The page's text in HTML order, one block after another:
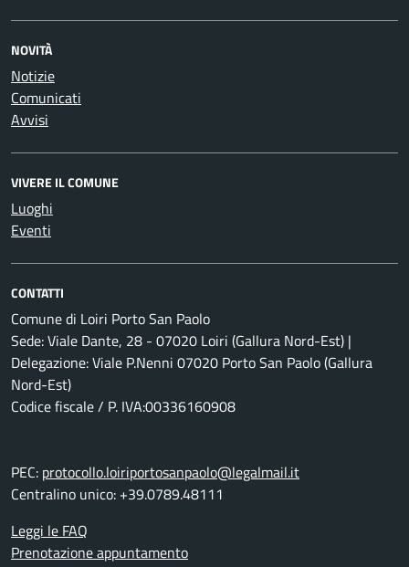
NOVITÀ
Notizie
Comunicati
Avvisi
VIVERE IL COMUNE
Luoghi
Eventi
CONTATTI
Comune di Loiri Porto San Paolo
Sede: Viale Dante, 28 - 07020 Loiri (Gallura Nord-Est) |
Delegazione: Viale P.Nenni 07020 Porto San Paolo (Gallura
Nord-Est)
Codice fiscale / P. IVA:00336160908
PEC: protocollo.loiriportosanpaolo@legalmail.it
Centralino unico: +39.0789.48111
Leggi le FAQ
Prenotazione appuntamento